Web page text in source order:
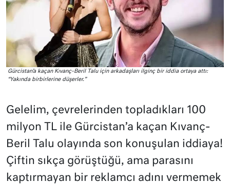
Gürcistan’a kaçan Kıvanç-Beril Talu için arkadaşları ilginç bir iddia ortaya attı:
“Yakında birbirlerine düşerler.”
Gelelim, çevrelerinden topladıkları 100
milyon TL ile Gürcistan’a kaçan Kıvanç-
Beril Talu olayında son konuşulan iddiaya!
Çiftin sıkça görüştüğü, ama parasını
kaptırmayan bir reklamcı adını vermemek